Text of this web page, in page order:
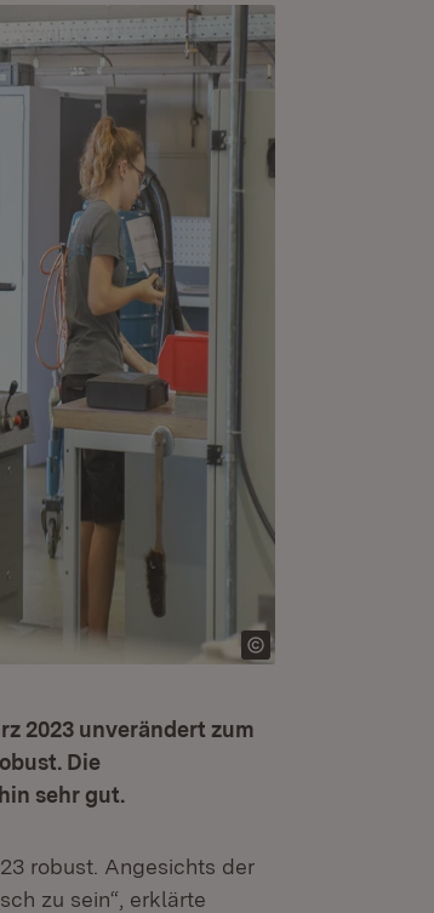
2023 unverändert zum
Die
sehr gut.
robust. Angesichts der
zu sein“, erklärte